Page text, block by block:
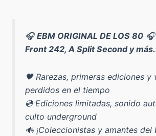
🎧EBM ORIGINAL DE LOS 80 🎧
Front 242, A Split Second y
🖤 Rarezas, primeras ediciones y
perdidos en el tiempo
💿 Ediciones limitadas, sonido
culto underground
🔊 ¡Coleccionistas y amantes del